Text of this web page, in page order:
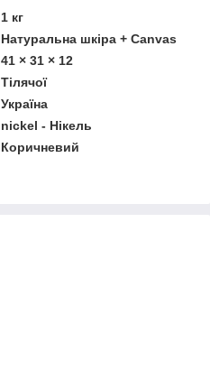
1 кг
Натуральна шкіра + Canvas
41 × 31 × 12
Тілячої
Україна
nickel - Нікель
Коричневий